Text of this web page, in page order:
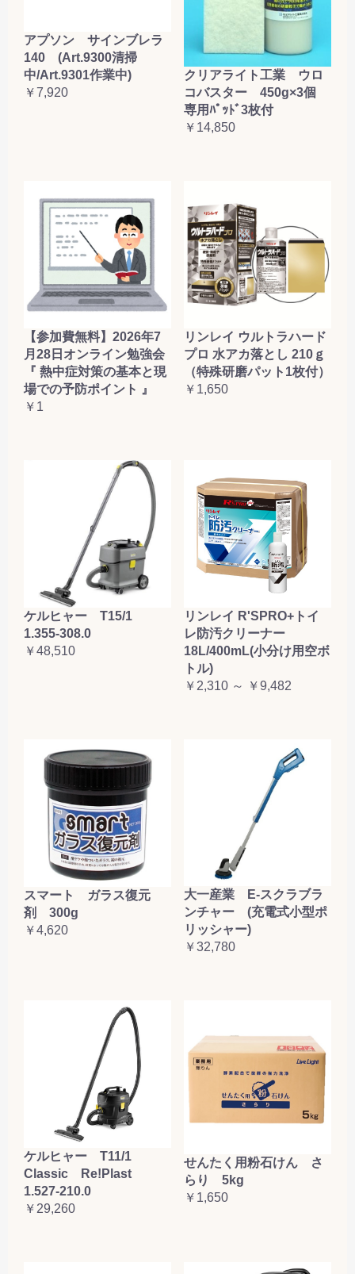
カートへ進む
アプソン サインブレラ
140 (Art.9300清掃
中/Art.9301作業中)
￥7,920
クリアライト工業 ウロ
コバスター 450g×3個
専用ﾊﾟｯﾄﾞ3枚付
￥14,850
【参加費無料】2026年7
月28日オンライン勉強会
『 熱中症対策の基本と現
場での予防ポイント 』
￥1
リンレイ ウルトラハード
プロ 水アカ落とし 210ｇ
（特殊研磨パット1枚付）
￥1,650
ケルヒャー T15/1
1.355-308.0
￥48,510
リンレイ R'SPRO+トイ
レ防汚クリーナー
18L/400mL(小分け用空ボ
トル)
￥2,310 ～ ￥9,482
スマート ガラス復元
剤 300g
￥4,620
大一産業 E-スクラブラ
ンチャー (充電式小型ポ
リッシャー)
￥32,780
ケルヒャー T11/1
Classic Re!Plast
1.527-210.0
￥29,260
せんたく用粉石けん さ
らり 5kg
￥1,650